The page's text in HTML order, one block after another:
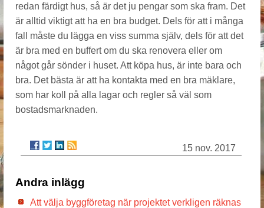
redan färdigt hus, så är det ju pengar som ska fram. Det
är alltid viktigt att ha en bra budget. Dels för att i många
fall måste du lägga en viss summa själv, dels för att det
är bra med en buffert om du ska renovera eller om
något går sönder i huset. Att köpa hus, är inte bara och
bra. Det bästa är att ha kontakta med en bra mäklare,
som har koll på alla lagar och regler så väl som
bostadsmarknaden.
15 nov. 2017
Andra inlägg
Att välja byggföretag när projektet verkligen räknas